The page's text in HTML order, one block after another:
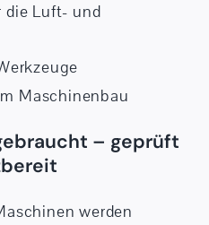
die Luft- und
Maschinenbau
– geprüft
werden